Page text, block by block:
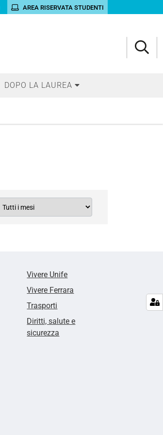
AREA RISERVATA STUDENTI
DOPO LA LAUREA
Vivere Unife
Vivere Ferrara
Trasporti
Diritti, salute e
sicurezza